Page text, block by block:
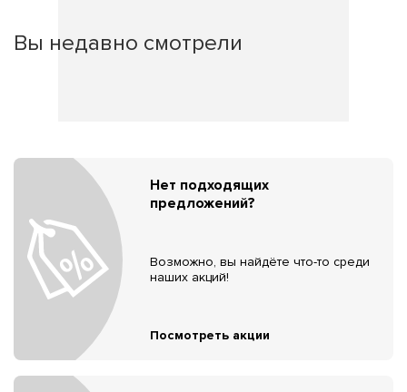
Вы недавно смотрели
Нет подходящих
предложений?
Возможно, вы найдёте что-то среди
наших акций!
Посмотреть акции